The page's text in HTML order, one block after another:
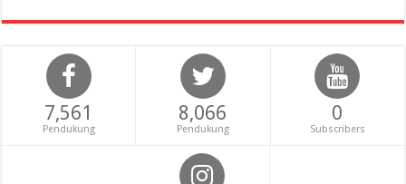
7,561
Pendukung
8,066
Pendukung
0
Subscribers